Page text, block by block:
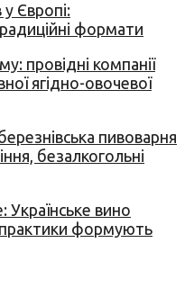
Європі:
формати
провідні компанії
ягідно-овочевої
пивоварня
безалкогольні
Українське вино
формують